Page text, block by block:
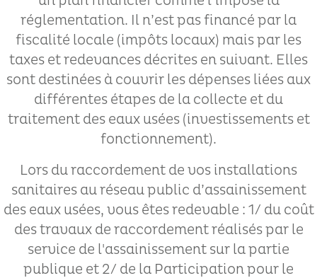
réglementation. Il n’est pas financé par la
fiscalité locale (impôts locaux) mais par les
taxes et redevances décrites en suivant. Elles
sont destinées à couvrir les dépenses liées aux
différentes étapes de la collecte et du
traitement des eaux usées (investissements et
fonctionnement).
Lors du raccordement de vos installations
sanitaires au réseau public d’assainissement
des eaux usées, vous êtes redevable : 1/ du coût
des travaux de raccordement réalisés par le
service de l'assainissement sur la partie
publique et 2/ de la Participation pour le